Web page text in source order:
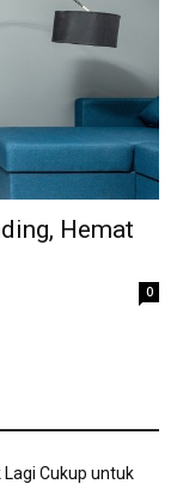
Hemat
0
Cukup untuk